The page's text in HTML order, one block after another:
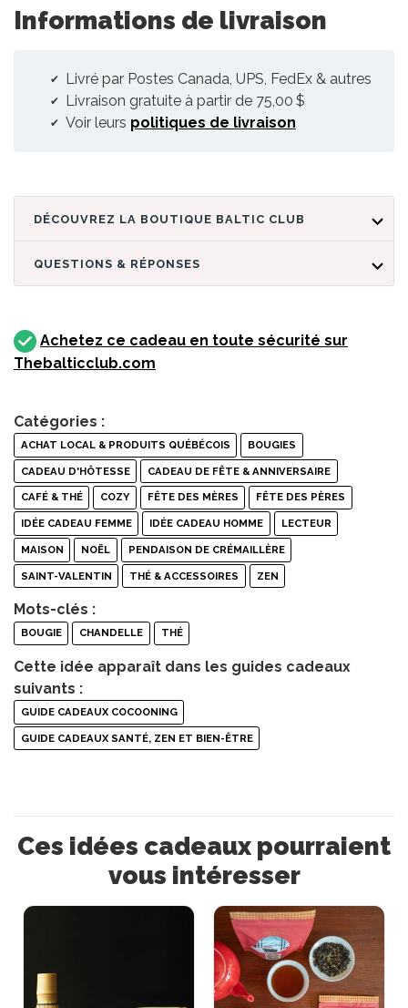
Informations de livraison
Livré par Postes Canada, UPS, FedEx & autres
Livraison gratuite à partir de 75,00 $
Voir leurs politiques de livraison
DÉCOUVREZ LA BOUTIQUE BALTIC CLUB
QUESTIONS & RÉPONSES
Achetez ce cadeau en toute sécurité sur
Thebalticclub.com
Catégories :
ACHAT LOCAL & PRODUITS QUÉBÉCOIS BOUGIES
CADEAU D'HÔTESSE CADEAU DE FÊTE & ANNIVERSAIRE
CAFÉ & THÉ COZY FÊTE DES MÈRES FÊTE DES PÈRES
IDÉE CADEAU FEMME IDÉE CADEAU HOMME LECTEUR
MAISON NOËL PENDAISON DE CRÉMAILLÈRE
SAINT-VALENTIN THÉ & ACCESSOIRES ZEN
Mots-clés :
BOUGIE CHANDELLE THÉ
Cette idée apparaît dans les guides cadeaux
suivants :
GUIDE CADEAUX COCOONING
GUIDE CADEAUX SANTÉ, ZEN ET BIEN-ÊTRE
Ces idées cadeaux pourraient
vous intéresser